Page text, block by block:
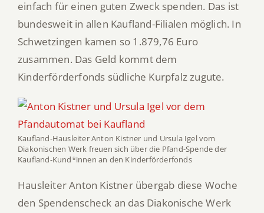
einfach für einen guten Zweck spenden. Das ist
bundesweit in allen Kaufland-Filialen möglich. In
Schwetzingen kamen so 1.879,76 Euro
zusammen. Das Geld kommt dem
Kinderförderfonds südliche Kurpfalz zugute.
Kaufland-Hausleiter Anton Kistner und Ursula Igel vom
Diakonischen Werk freuen sich über die Pfand-Spende der
Kaufland-Kund*innen an den Kinderförderfonds
Hausleiter Anton Kistner übergab diese Woche
den Spendenscheck an das Diakonische Werk